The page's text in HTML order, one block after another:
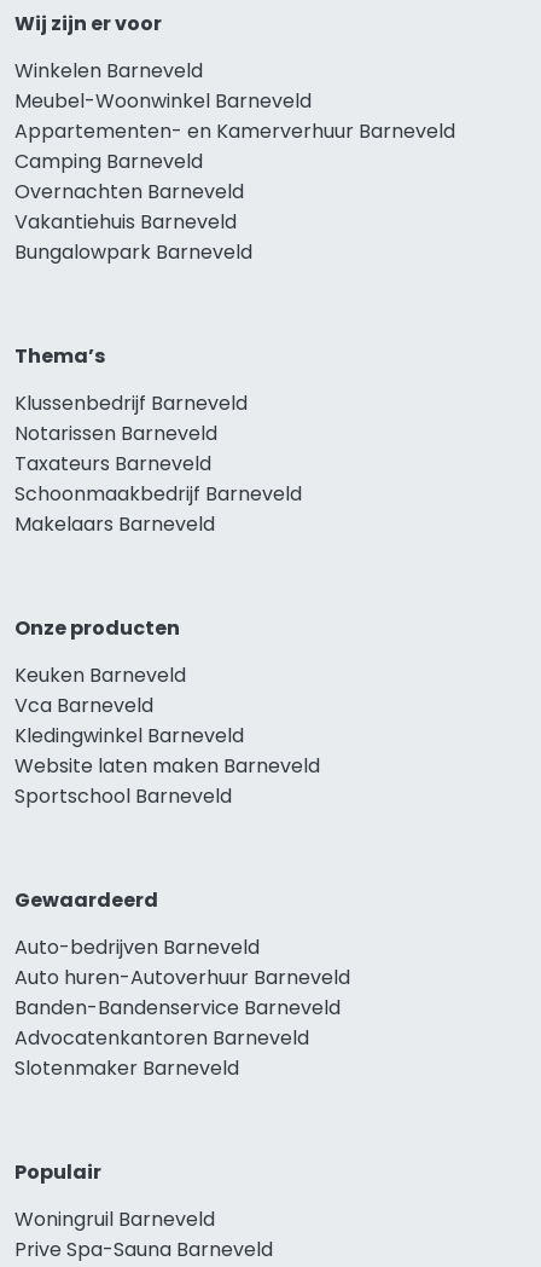
Wij zijn er voor
Winkelen Barneveld
Meubel-Woonwinkel Barneveld
Appartementen- en Kamerverhuur Barneveld
Camping Barneveld
Overnachten Barneveld
Vakantiehuis Barneveld
Bungalowpark Barneveld
Thema’s
Klussenbedrijf Barneveld
Notarissen Barneveld
Taxateurs Barneveld
Schoonmaakbedrijf Barneveld
Makelaars Barneveld
Onze producten
Keuken Barneveld
Vca Barneveld
Kledingwinkel Barneveld
Website laten maken Barneveld
Sportschool Barneveld
Gewaardeerd
Auto-bedrijven Barneveld
Auto huren-Autoverhuur Barneveld
Banden-Bandenservice Barneveld
Advocatenkantoren Barneveld
Slotenmaker Barneveld
Populair
Woningruil Barneveld
Prive Spa-Sauna Barneveld